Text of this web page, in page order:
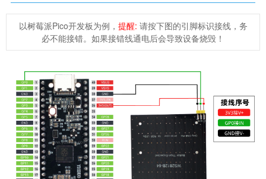
以树莓派Pico开发板为例， 提醒: 请按下图的引脚标识接线，务
必不能接错。如果接错线通电后会导致设备烧毁！